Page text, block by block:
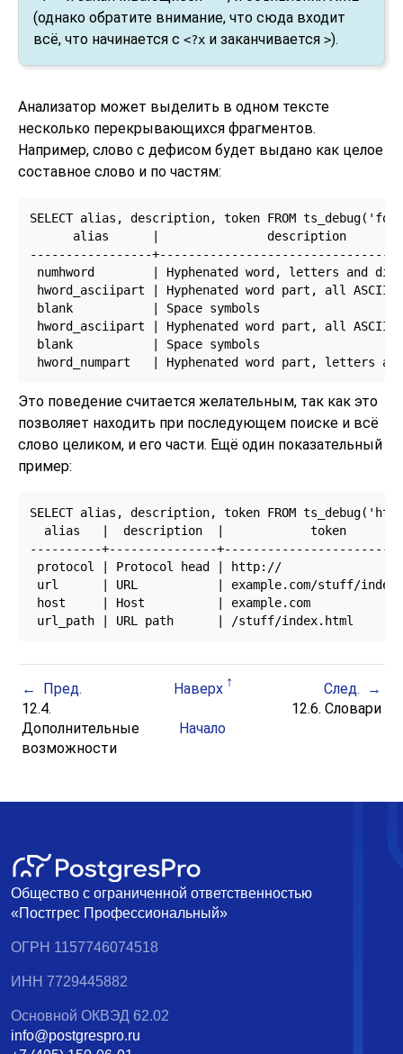
(однако обратите внимание, что сюда входит
всё, что начинается с <?x и заканчивается >).
Анализатор может выделить в одном тексте
несколько перекрывающихся фрагментов.
Например, слово с дефисом будет выдано как целое
составное слово и по частям:
SELECT alias, description, token FROM
alias      |               description
-----------------
numhword        | Hyphenated word, letters and
hword_asciipart | Hyphenated word part, all
blank           | Space symbols
hword_asciipart | Hyphenated word part, all
blank           | Space symbols
Это поведение считается желательным, так как это
позволяет находить при последующем поиске и всё
слово целиком, и его части. Ещё один показательный
пример:
SELECT alias, description, token FROM
alias   |  description  |
----------+---------------
protocol | Protocol head | http://
url      | URL           | example.com/stuff/
host     | Host          | example.com
Пред. Наверх
След.
12.4.
Дополнительные
возможности
Начало
12.6. Словари
Общество с ограниченной ответственностью
«Постгрес Профессиональный»
ОГРН 1157746074518
ИНН 7729445882
Основной ОКВЭД 62.02
info@postgrespro.ru